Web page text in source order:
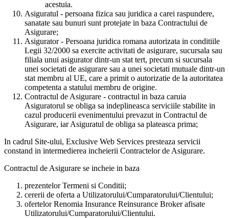
acestuia.
Asiguratul - persoana fizica sau juridica a carei raspundere,
sanatate sau bunuri sunt protejate in baza Contractului de
Asigurare;
Asigurator - Persoana juridica romana autorizata in conditiile
Legii 32/2000 sa exercite activitati de asigurare, sucursala sau
filiala unui asigurator dintr-un stat tert, precum si sucursala
unei societati de asigurare sau a unei societati mutuale dintr-un
stat membru al UE, care a primit o autorizatie de la autoritatea
competenta a statului membru de origine.
Contractul de Asigurare - contractul in baza caruia
Asiguratorul se obliga sa indeplineasca serviciile stabilite in
cazul producerii evenimentului prevazut in Contractul de
Asigurare, iar Asiguratul de obliga sa plateasca prima;
In cadrul Site-ului, Exclusive Web Services presteaza servicii
constand in intermedierea incheierii Contractelor de Asigurare.
Contractul de Asigurare se incheie in baza
prezentelor Termeni si Conditii;
cererii de oferta a Utilizatorului/Cumparatorului/Clientului;
ofertelor Renomia Insurance Reinsurance Broker afisate
Utilizatorului/Cumparatorului/Clientului.